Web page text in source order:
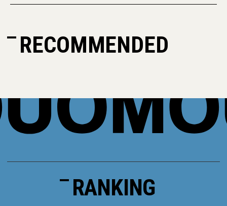
RECOMMENDED
RANKING